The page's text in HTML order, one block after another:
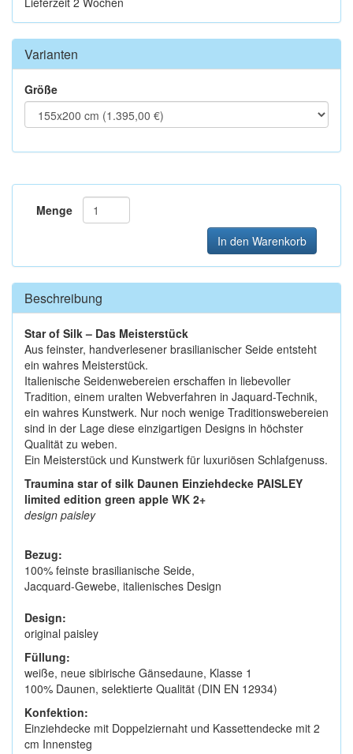
Varianten
Größe
Menge
In den Warenkorb
Beschreibung
Star of Silk – Das Meisterstück
Aus feinster, handverlesener brasilianischer Seide entsteht
ein wahres Meisterstück.
Italienische Seidenwebereien erschaffen in liebevoller
Tradition, einem uralten Webverfahren in Jaquard-Technik,
ein wahres Kunstwerk. Nur noch wenige Traditionswebereien
sind in der Lage diese einzigartigen Designs in höchster
Qualität zu weben.
Ein Meisterstück und Kunstwerk für luxuriösen Schlafgenuss.
Traumina star of silk Daunen Einziehdecke PAISLEY
limited edition green apple WK 2+
design paisley
Bezug:
100% feinste brasilianische Seide,
Jacquard-Gewebe, italienisches Design
Design:
original paisley
Füllung:
weiße, neue sibirische Gänsedaune, Klasse 1
100% Daunen, selektierte Qualität (DIN EN 12934)
Konfektion:
Einziehdecke mit Doppelziernaht und Kassettendecke mit 2
cm Innensteg